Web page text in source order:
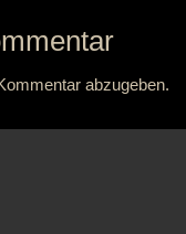
abzugeben.